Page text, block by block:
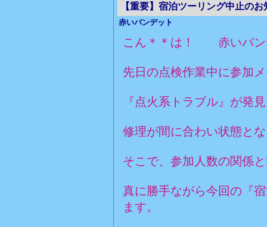
【重要】宿泊ツーリング中止のお
赤いバンデット
こん＊＊は！ 赤いバ
先日の点検作業中に参加
『点火系トラブル』が発
修理が間に合わい状態と
そこで、参加人数の関係
真に勝手ながら今回の『
ます。